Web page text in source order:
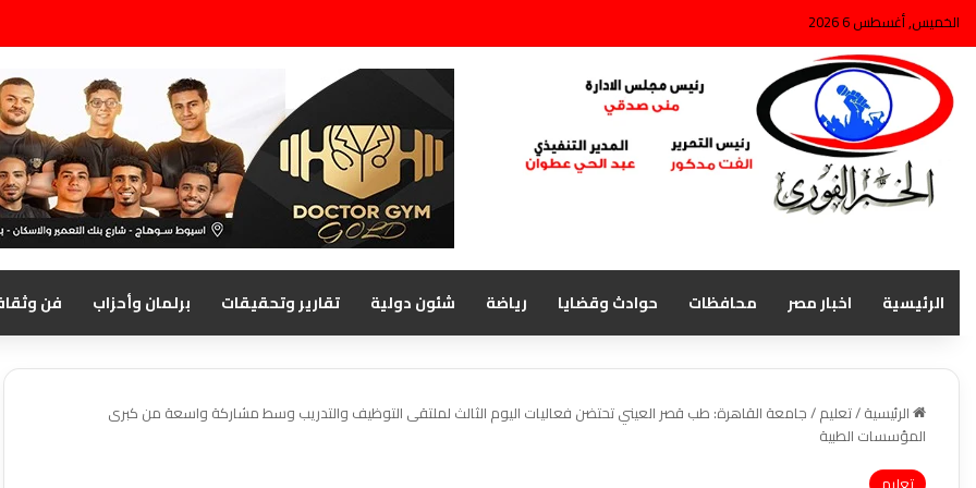
الخميس, أغسطس 6 2026
الرئيسية اخبار مصر محافظات حوادث وقضايا رياضة شئون دولية تقارير وتحقيقات برلمان وأحزاب فن
الرئيسية/تعليم/جامعة القاهرة: طب قصر العيني تحتضن فعاليات اليوم الثالث لملتقى التوظيف والتدريب وسط مشاركة واسعة من كبرى
المؤسسات الطبية